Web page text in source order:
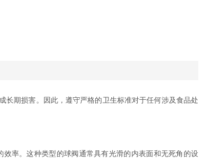
期损害。因此，遵守严格的卫生标准对于任何涉及食品处
率。这种类型的球阀通常具有光滑的内表面和无死角的设